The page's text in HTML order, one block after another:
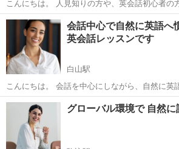
こんにちは。 人見知りの方や、英会話初心者の
英語サポートを行っています。 英会話に興味はあるけれど、 周りに上
手な人がいると緊張してしまう。 英語を話そう
なる。 そもそも...
東京 文京区 白山駅 英会話 初心者
会話中心で自然に英語
英会話レッスンです
白山駅
こんにちは。 会話を中心にしながら、自然に英
英会話レッスンを行っています。 英語を勉強していても、実際に話す
機会が少なく、なかなか会話に自信が持てない
です。 単語や文法は分か...
東京 文京区 英会話 一対一
グローバル環境で 自然に